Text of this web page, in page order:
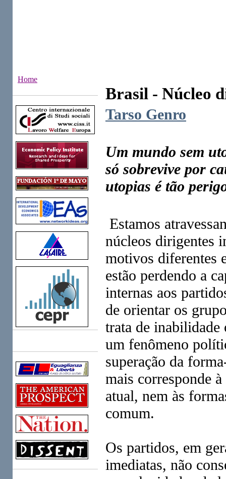
Home
Brasil - Núcleo
Tarso Genro
Um mundo sem
só sobrevive por
utopias é tão
Estamos
núcleos dirigentes
motivos diferentes
estão perdendo a
internas aos
de orientar os
trata de inabilidade
um fenômeno
superação da
mais corresponde
atual, nem às
comum.
Os partidos, em
imediatas, não